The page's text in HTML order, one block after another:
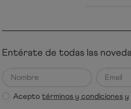
Entérate de todas las
Aceptotérminos y condiciones y